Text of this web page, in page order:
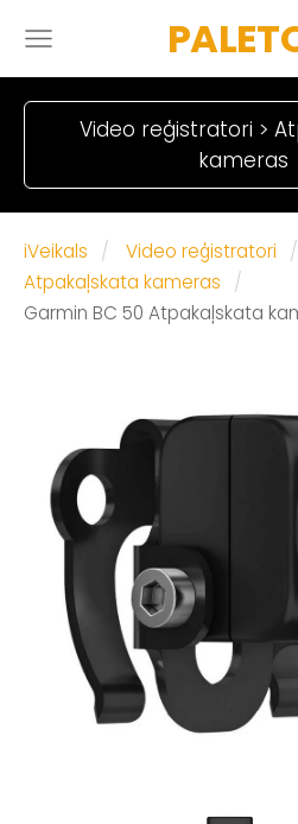
Video reģistratori >
kameras
iVeikals
Video reģistratori
Atpakaļskata kameras
Garmin BC 50 Atpakaļskata